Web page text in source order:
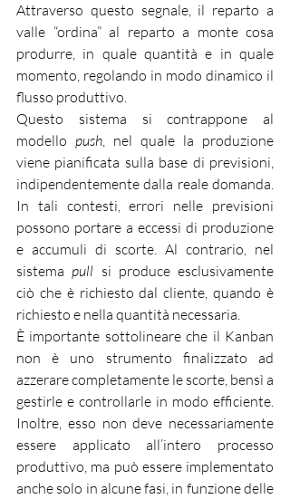
Attraverso questo segnale, il reparto a
valle “ordina” al reparto a monte cosa
produrre, in quale quantità e in quale
momento, regolando in modo dinamico il
flusso produttivo.
Questo sistema si contrappone al
modello push, nel quale la produzione
viene pianificata sulla base di previsioni,
indipendentemente dalla reale domanda.
In tali contesti, errori nelle previsioni
possono portare a eccessi di produzione
e accumuli di scorte. Al contrario, nel
sistema pull si produce esclusivamente
ciò che è richiesto dal cliente, quando è
richiesto e nella quantità necessaria.
È importante sottolineare che il Kanban
non è uno strumento finalizzato ad
azzerare completamente le scorte, bensì a
gestirle e controllarle in modo efficiente.
Inoltre, esso non deve necessariamente
essere applicato all’intero processo
produttivo, ma può essere implementato
anche solo in alcune fasi, in funzione delle